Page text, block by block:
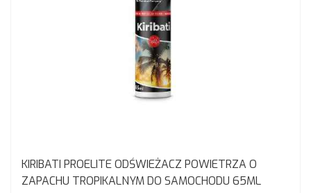
KIRIBATI PROELITE ODŚWIEŻACZ POWIETRZA O
ZAPACHU TROPIKALNYM DO SAMOCHODU 65ML